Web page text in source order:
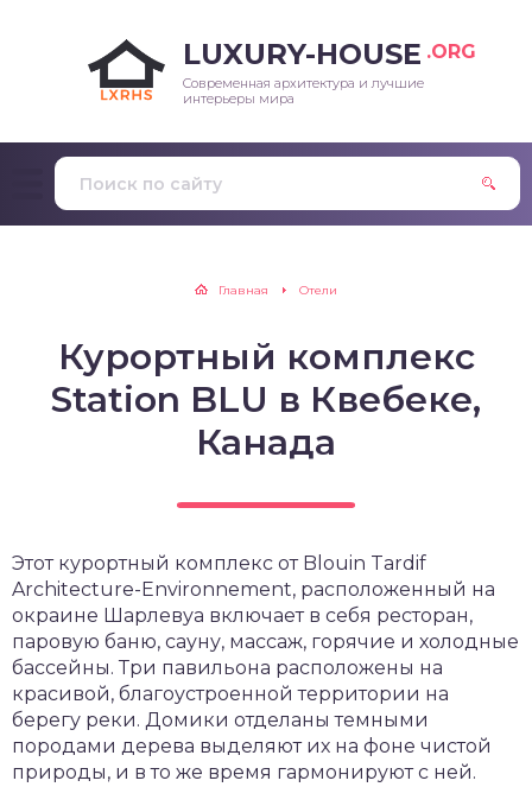
LUXURY-HOUSE .ORG
Современная архитектура и лучшие
интерьеры мира
Главная Отели
Курортный комплекс
Station BLU в Квебеке,
Канада
Этот курортный комплекс от Blouin Tardif
Architecture-Environnement, расположенный на
окраине Шарлевуа включает в себя ресторан,
паровую баню, сауну, массаж, горячие и холодные
бассейны. Три павильона расположены на
красивой, благоустроенной территории на
берегу реки. Домики отделаны темными
породами дерева выделяют их на фоне чистой
природы, и в то же время гармонируют с ней.